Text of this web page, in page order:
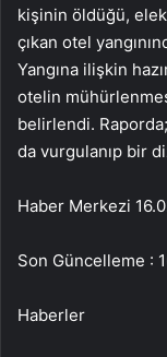
kişinin öldüğü,
çıkan otel
Yangına ilişkin
otelin
belirlendi.
da vurgulanıp bir
Haber Merkezi
Son Güncelleme :
Haberler